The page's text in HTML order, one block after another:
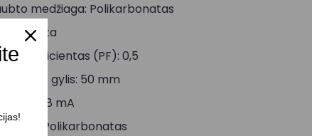
medžiaga: Polikarbonatas
Balta
koeficientas (PF): 0,5
gylis: 50 mm
0,058 mA
Polikarbonatas